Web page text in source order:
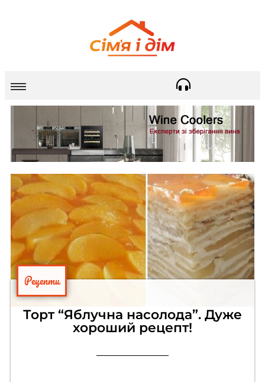
Рецепти
Торт “Яблучна насолода”. Дуже
хороший рецепт!